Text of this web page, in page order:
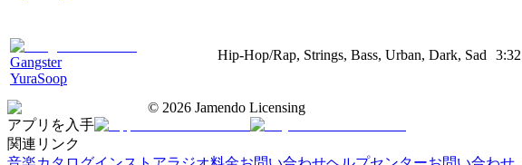
Gangster
YuraSoop
Hip-Hop/Rap, Strings, Bass, Urban, Dark, Sad 3:32
© 2026 Jamendo Licensing
アプリを入手
関連リンク